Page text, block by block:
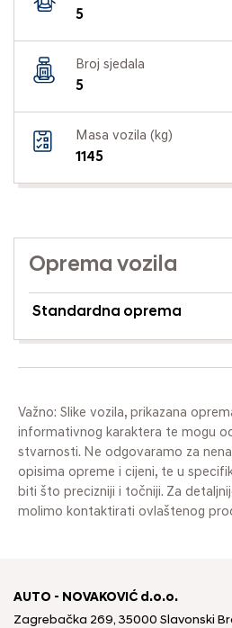
5
Broj sjedala
5
Masa vozila (kg)
1145
Oprema vozila
Standardna oprema
Važno: Slike vozila, prikazana
informativnog karaktera te mogu
stvarnosti. Ne odgovaramo za
opisima opreme i cijeni, te u
biti što precizniji i točniji. Za
molimo kontaktirati ovlaštenog
AUTO - NOVAKOVIĆ d.o.o.
Zagrebačka 269, 35000 Slavonski